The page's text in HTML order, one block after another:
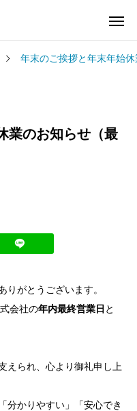
年末のご挨拶と年末年始
業のお知らせ（最
りがとうございます。
会社の年内最終営業日 と
えられ、心より御礼申し上
分かりやすい」「安心でき